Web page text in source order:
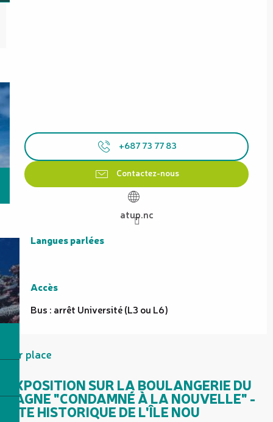
+687 73 77 83
Contactez-nous
atup.nc
Langues parlées
Langues parlées
Accès
Accès
Bus : arrêt Université (L3 ou L6)
Sur place
EXPOSITION SUR LA BOULANGERIE DU
BAGNE "CONDAMNÉ À LA NOUVELLE" -
SITE HISTORIQUE DE L'ÎLE NOU